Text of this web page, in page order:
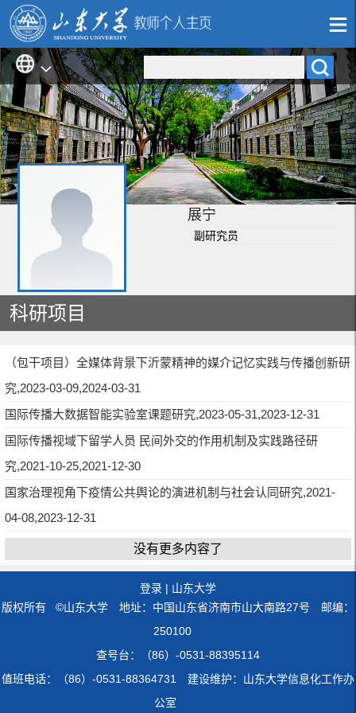
展宁
副研究员
科研项目
（包干项目）全媒体背景下沂蒙精神的媒介记忆实践与传播创新研
究,2023-03-09,2024-03-31
国际传播大数据智能实验室课题研究,2023-05-31,2023-12-31
国际传播视域下留学人员 民间外交的作用机制及实践路径研
究,2021-10-25,2021-12-30
国家治理视角下疫情公共舆论的演进机制与社会认同研究,2021-
04-08,2023-12-31
没有更多内容了
登录 | 山东大学
版权所有 ©山东大学 地址：中国山东省济南市山大南路27号 邮编：
250100
查号台：（86）-0531-88395114
值班电话：（86）-0531-88364731 建设维护：山东大学信息化工作办
公室